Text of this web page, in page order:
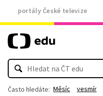
portály České televize
Často hledáte: Měsíc vesmír